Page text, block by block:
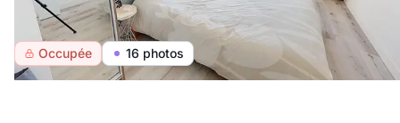
Occupée 16 photos